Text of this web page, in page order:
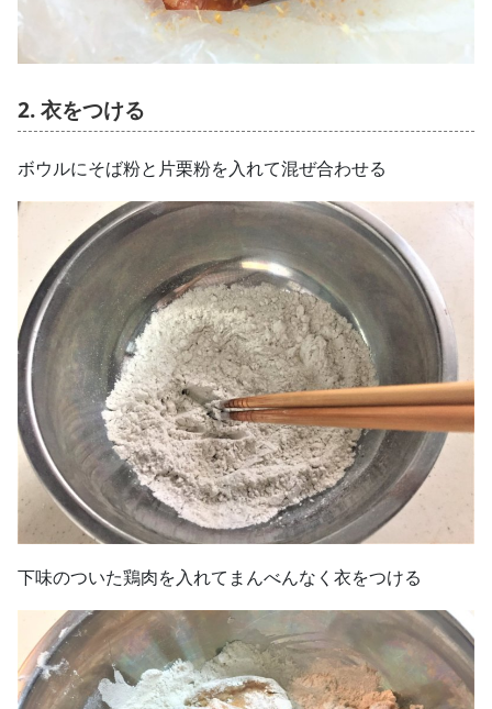
2. 衣をつける
ボウルにそば粉と片栗粉を入れて混ぜ合わせる
下味のついた鶏肉を入れてまんべんなく衣をつける